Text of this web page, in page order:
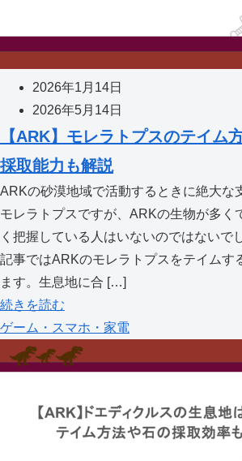
2026年1月14日
2026年5月14日
【ARK】モレラトプスのテイム
採取能力も解説
ARKの砂漠地域で活動するときに絶大な
モレラトプスですが、ARKの生物が多く
く把握している人はいないのではないで
記事ではARKのモレラトプスをテイムす
ます。生息地に合 […]
続きを読む
ゲーム・スマホ・家電